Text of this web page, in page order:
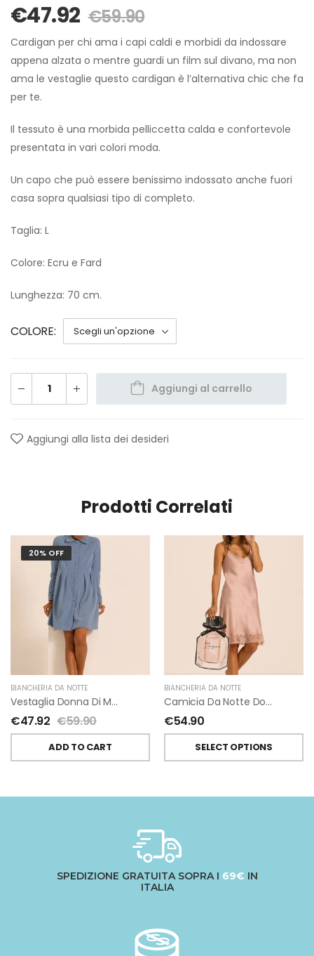
€47.92 €59.90
Cardigan per chi ama i capi caldi e morbidi da indossare
appena alzata o mentre guardi un film sul divano, ma non
ama le vestaglie questo cardigan è l’alternativa chic che fa
per te.
Il tessuto è una morbida pelliccetta calda e confortevole
presentata in vari colori moda.
Un capo che può essere benissimo indossato anche fuori
casa sopra qualsiasi tipo di completo.
Taglia: L
Colore: Ecru e Fard
Lunghezza: 70 cm.
COLORE
Aggiungi al carrello
Aggiungi alla lista dei desideri
Prodotti Correlati
20% OFF
BIANCHERIA DA NOTTE
Vestaglia Donna Di Maryplaid
€47.92 €59.90
ADD TO CART
BIANCHERIA DA NOTTE
Camicia Da Notte Donna Senza Maniche Di Maryplaid
€54.90
SELECT OPTIONS
SPEDIZIONE GRATUITA SOPRA I 69€ IN
ITALIA